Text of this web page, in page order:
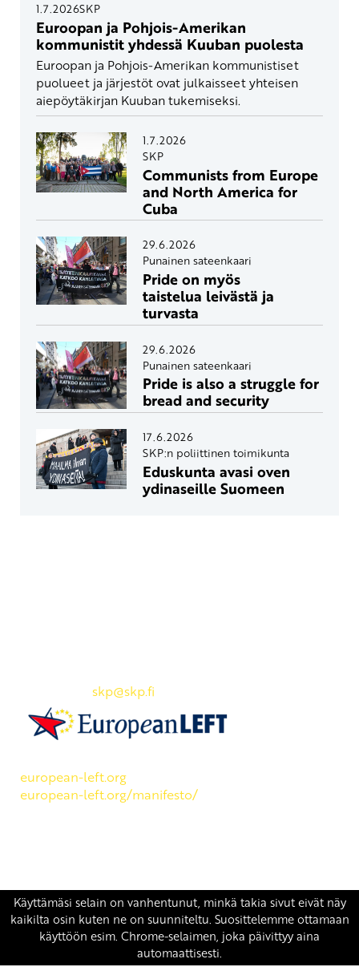
1.7.2026SKP
Euroopan ja Pohjois-Amerikan
kommunistit yhdessä Kuuban puolesta
Euroopan ja Pohjois-Amerikan kommunistiset
puolueet ja järjestöt ovat julkaisseet yhteisen
aiepöytäkirjan Kuuban tukemiseksi.
1.7.2026
SKP
Communists from Europe
and North America for
Cuba
29.6.2026
Punainen sateenkaari
Pride on myös
taistelua leivästä ja
turvasta
29.6.2026
Punainen sateenkaari
Pride is also a struggle for
bread and security
17.6.2026
SKP:n poliittinen toimikunta
Eduskunta avasi oven
ydinaseille Suomeen
skp@skp.fi
european-left.org
european-left.org/manifesto/
Copyright 2026 © SKP| Tietosuojaseloste